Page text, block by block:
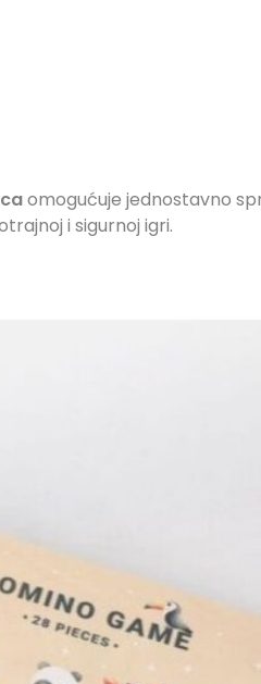
omogućuje jednostavno
i sigurnoj igri.